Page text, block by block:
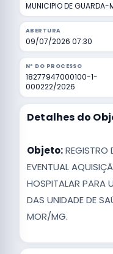
MUNICIPIO DE GUARDA-
ABERTURA
09/07/2026 07:30
Nº DO PROCESSO
18277947000100-1-
000222/2026
Detalhes do
Objeto:REGISTRO
EVENTUAL
HOSPITALAR PARA
DAS UNIDADE DE
MOR/MG.